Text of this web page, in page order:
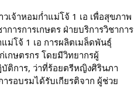
เจ้าหอมก่ำแม่โจ้ 1 เอ เพื่อสุขภาพ
การการเกษตร ฝ่ายบริการวิชาการ
ม่โจ้ 1 เอ การผลิตเมล็ดพันธุ์
กษตรกร โดยมีวิทยากรผู้
ติการ, ว่าที่ร้อยตรีหญิงศิรินภา
รอบรมได้รับเกียรติจาก ผู้ช่วย